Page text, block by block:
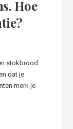
Hoe
stokbrood
dat je
merk je